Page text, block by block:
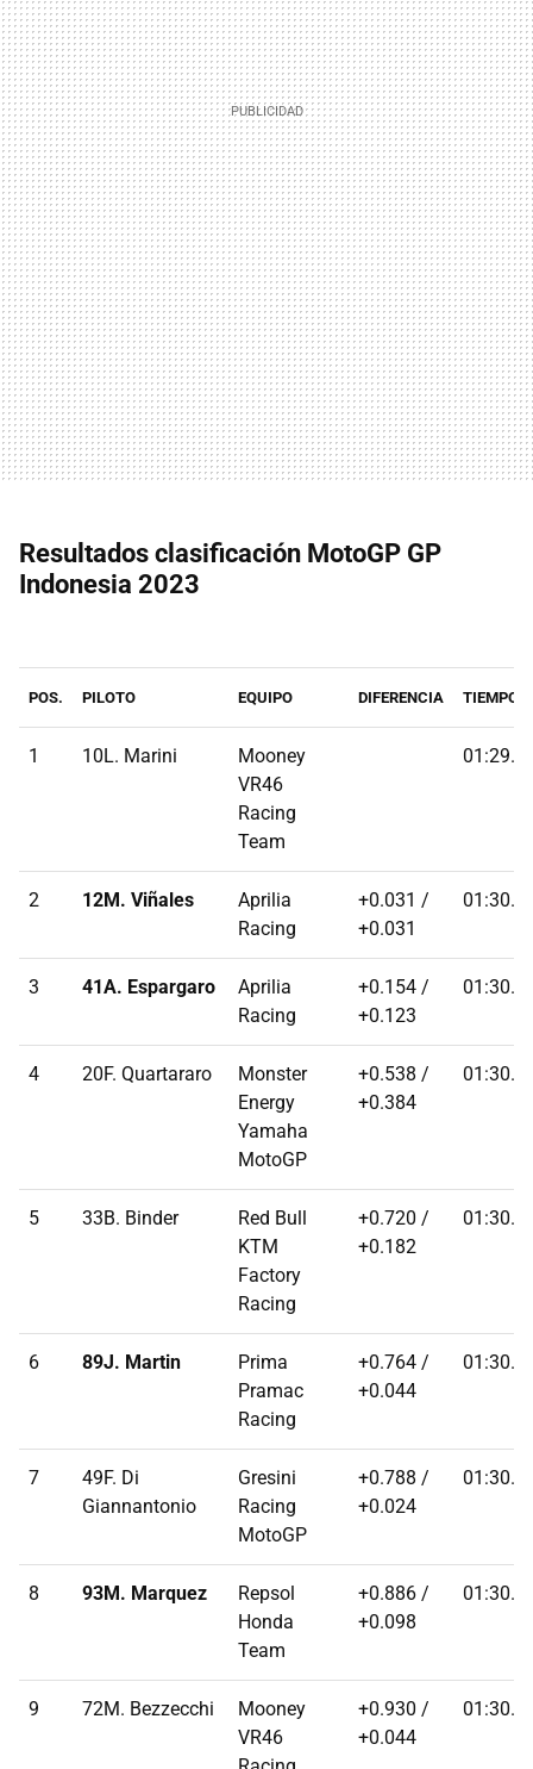
Resultados clasificación MotoGP GP
Indonesia 2023
POS. PILOTO EQUIPO DIFERENCIA TIEMPO
1 10L. Marini
Mooney
VR46
Racing
Team
2 12M. Viñales
Aprilia
Racing
+0.031 /
+0.031
3 41A. Espargaro
Aprilia
Racing
+0.154 /
+0.123
4 20F. Quartararo
Monster
Energy
Yamaha
MotoGP
+0.538 /
+0.384
5 33B. Binder
Red Bull
KTM
Factory
Racing
+0.720 /
+0.182
6 89J. Martin
Prima
Pramac
Racing
+0.764 /
+0.044
7
49F. Di
Giannantonio
Gresini
Racing
MotoGP
+0.788 /
+0.024
8 93M. Marquez
Repsol
Honda
Team
+0.886 /
+0.098
9 72M. Bezzecchi
Mooney
VR46
+0.930 /
+0.044